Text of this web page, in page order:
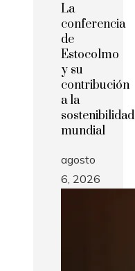
La
conferencia
de
Estocolmo
y su
contribución
a la
sostenibilidad
mundial
agosto
6, 2026